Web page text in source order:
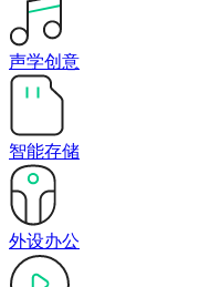
声学创意
智能存储
外设办公